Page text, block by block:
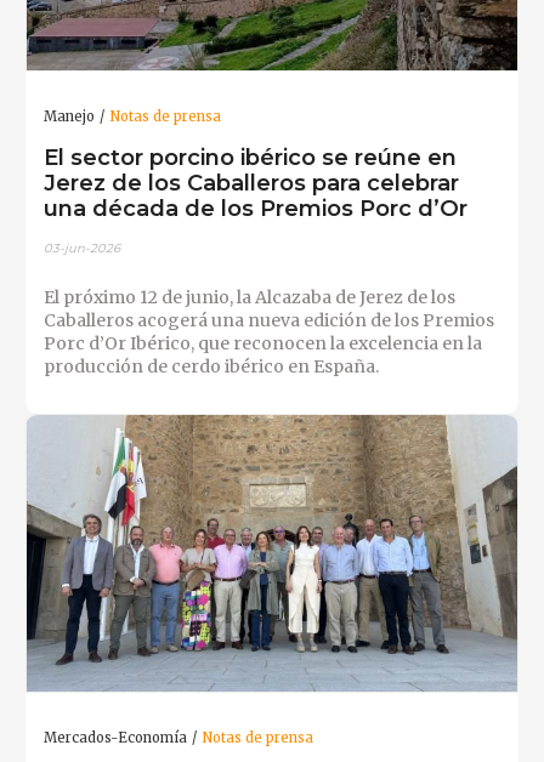
Manejo Notas de prensa
El sector porcino ibérico se reúne en
Jerez de los Caballeros para celebrar
una década de los Premios Porc d’Or
03-jun-2026
El próximo 12 de junio, la Alcazaba de Jerez de los
Caballeros acogerá una nueva edición de los Premios
Porc d’Or Ibérico, que reconocen la excelencia en la
producción de cerdo ibérico en España.
Mercados-Economía Notas de prensa